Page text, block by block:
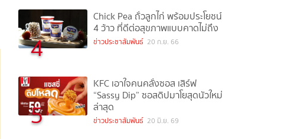
4
Chick Pea ถั่วลูกไก่ พร้อมประโยชน์
4 ว้าว ที่ดีต่อสุขภาพแบบคาดไม่ถึง
ข่าวประชาสัมพันธ์ 20 ก.ย. 66
5
KFC เอาใจคนคลั่งซอส เสิร์ฟ
“Sassy Dip” ซอสดิปมาโยสุดนัวใหม่
ล่าสุด
ข่าวประชาสัมพันธ์ 20 มิ.ย. 69